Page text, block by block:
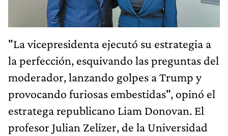
"La vicepresidenta ejecutó su estrategia a
la perfección, esquivando las preguntas del
moderador, lanzando golpes a Trump y
provocando furiosas embestidas", opinó el
estratega republicano Liam Donovan. El
profesor Julian Zelizer, de la Universidad